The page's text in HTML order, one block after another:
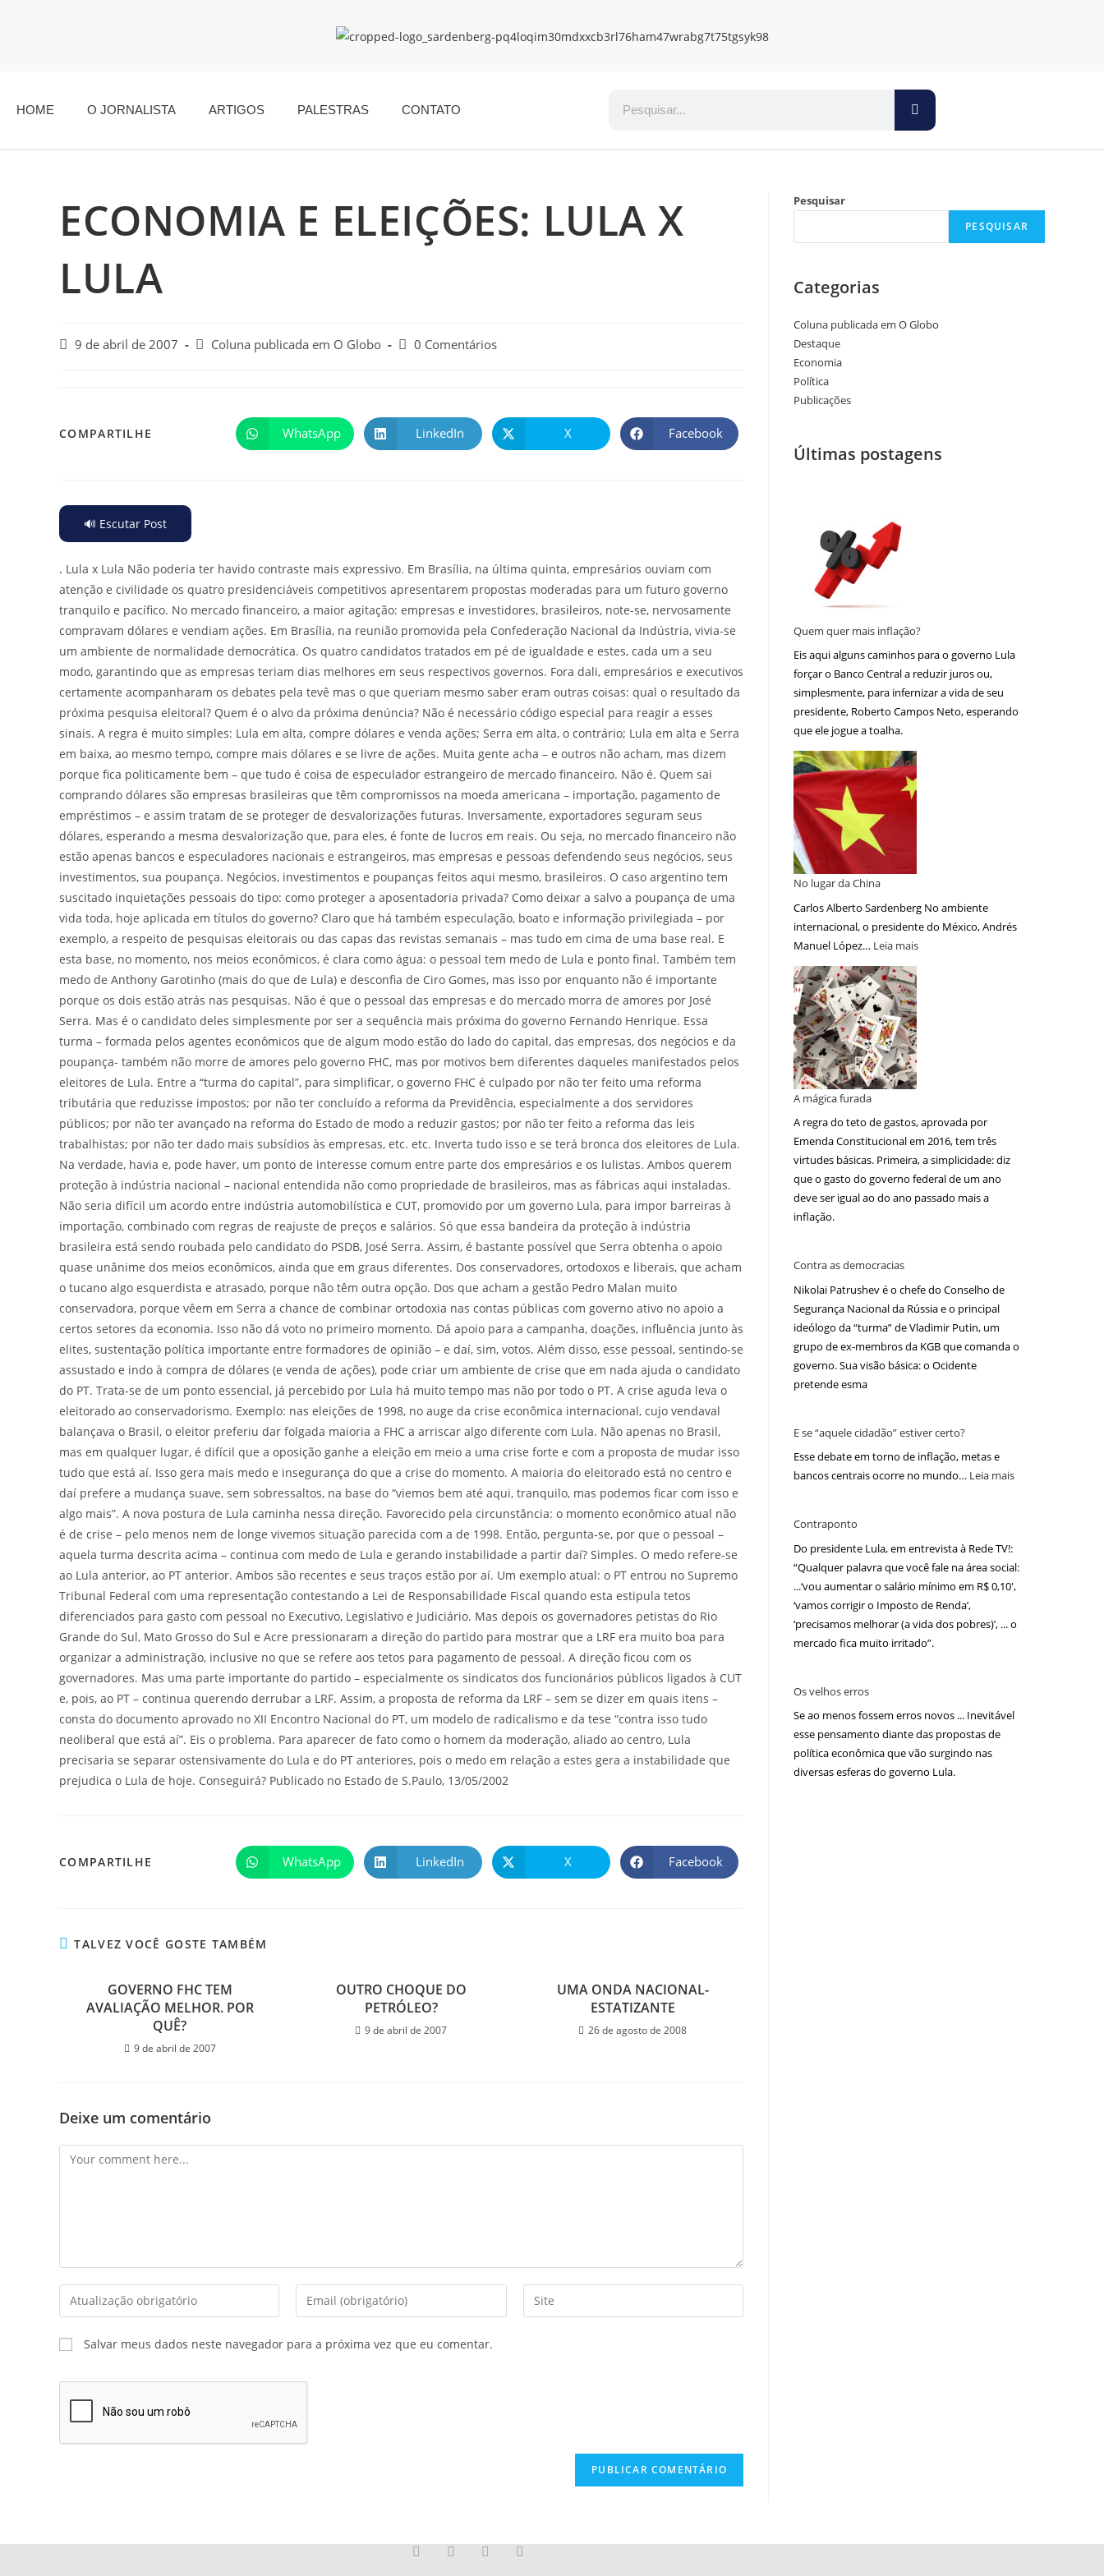
HOME O JORNALISTA ARTIGOS PALESTRAS CONTATO
ECONOMIA E ELEIÇÕES: LULA X
LULA
9 de abril de 2007 Coluna publicada em O Globo 0 Comentários
COMPARTILHE WhatsApp LinkedIn X Facebook
🔊 Escutar Post
. Lula x Lula Não poderia ter havido contraste mais expressivo. Em Brasília, na última quinta, empresários ouviam com
atenção e civilidade os quatro presidenciáveis competitivos apresentarem propostas moderadas para um futuro governo
tranquilo e pacífico. No mercado financeiro, a maior agitação: empresas e investidores, brasileiros, note-se, nervosamente
compravam dólares e vendiam ações. Em Brasília, na reunião promovida pela Confederação Nacional da Indústria, vivia-se
um ambiente de normalidade democrática. Os quatro candidatos tratados em pé de igualdade e estes, cada um a seu
modo, garantindo que as empresas teriam dias melhores em seus respectivos governos. Fora dali, empresários e executivos
certamente acompanharam os debates pela tevê mas o que queriam mesmo saber eram outras coisas: qual o resultado da
próxima pesquisa eleitoral? Quem é o alvo da próxima denúncia? Não é necessário código especial para reagir a esses
sinais. A regra é muito simples: Lula em alta, compre dólares e venda ações; Serra em alta, o contrário; Lula em alta e Serra
em baixa, ao mesmo tempo, compre mais dólares e se livre de ações. Muita gente acha – e outros não acham, mas dizem
porque fica politicamente bem – que tudo é coisa de especulador estrangeiro de mercado financeiro. Não é. Quem sai
comprando dólares são empresas brasileiras que têm compromissos na moeda americana – importação, pagamento de
empréstimos – e assim tratam de se proteger de desvalorizações futuras. Inversamente, exportadores seguram seus
dólares, esperando a mesma desvalorização que, para eles, é fonte de lucros em reais. Ou seja, no mercado financeiro não
estão apenas bancos e especuladores nacionais e estrangeiros, mas empresas e pessoas defendendo seus negócios, seus
investimentos, sua poupança. Negócios, investimentos e poupanças feitos aqui mesmo, brasileiros. O caso argentino tem
suscitado inquietações pessoais do tipo: como proteger a aposentadoria privada? Como deixar a salvo a poupança de uma
vida toda, hoje aplicada em títulos do governo? Claro que há também especulação, boato e informação privilegiada – por
exemplo, a respeito de pesquisas eleitorais ou das capas das revistas semanais – mas tudo em cima de uma base real. E
esta base, no momento, nos meios econômicos, é clara como água: o pessoal tem medo de Lula e ponto final. Também tem
medo de Anthony Garotinho (mais do que de Lula) e desconfia de Ciro Gomes, mas isso por enquanto não é importante
porque os dois estão atrás nas pesquisas. Não é que o pessoal das empresas e do mercado morra de amores por José
Serra. Mas é o candidato deles simplesmente por ser a sequência mais próxima do governo Fernando Henrique. Essa
turma – formada pelos agentes econômicos que de algum modo estão do lado do capital, das empresas, dos negócios e da
poupança- também não morre de amores pelo governo FHC, mas por motivos bem diferentes daqueles manifestados pelos
eleitores de Lula. Entre a “turma do capital”, para simplificar, o governo FHC é culpado por não ter feito uma reforma
tributária que reduzisse impostos; por não ter concluído a reforma da Previdência, especialmente a dos servidores
públicos; por não ter avançado na reforma do Estado de modo a reduzir gastos; por não ter feito a reforma das leis
trabalhistas; por não ter dado mais subsídios às empresas, etc. etc. Inverta tudo isso e se terá bronca dos eleitores de Lula.
Na verdade, havia e, pode haver, um ponto de interesse comum entre parte dos empresários e os lulistas. Ambos querem
proteção à indústria nacional – nacional entendida não como propriedade de brasileiros, mas as fábricas aqui instaladas.
Não seria difícil um acordo entre indústria automobilística e CUT, promovido por um governo Lula, para impor barreiras à
importação, combinado com regras de reajuste de preços e salários. Só que essa bandeira da proteção à indústria
brasileira está sendo roubada pelo candidato do PSDB, José Serra. Assim, é bastante possível que Serra obtenha o apoio
quase unânime dos meios econômicos, ainda que em graus diferentes. Dos conservadores, ortodoxos e liberais, que acham
o tucano algo esquerdista e atrasado, porque não têm outra opção. Dos que acham a gestão Pedro Malan muito
conservadora, porque vêem em Serra a chance de combinar ortodoxia nas contas públicas com governo ativo no apoio a
certos setores da economia. Isso não dá voto no primeiro momento. Dá apoio para a campanha, doações, influência junto às
elites, sustentação política importante entre formadores de opinião – e daí, sim, votos. Além disso, esse pessoal, sentindo-se
assustado e indo à compra de dólares (e venda de ações), pode criar um ambiente de crise que em nada ajuda o candidato
do PT. Trata-se de um ponto essencial, já percebido por Lula há muito tempo mas não por todo o PT. A crise aguda leva o
eleitorado ao conservadorismo. Exemplo: nas eleições de 1998, no auge da crise econômica internacional, cujo vendaval
balançava o Brasil, o eleitor preferiu dar folgada maioria a FHC a arriscar algo diferente com Lula. Não apenas no Brasil,
mas em qualquer lugar, é difícil que a oposição ganhe a eleição em meio a uma crise forte e com a proposta de mudar isso
tudo que está aí. Isso gera mais medo e insegurança do que a crise do momento. A maioria do eleitorado está no centro e
daí prefere a mudança suave, sem sobressaltos, na base do “viemos bem até aqui, tranquilo, mas podemos ficar com isso e
algo mais”. A nova postura de Lula caminha nessa direção. Favorecido pela circunstância: o momento econômico atual não
é de crise – pelo menos nem de longe vivemos situação parecida com a de 1998. Então, pergunta-se, por que o pessoal –
aquela turma descrita acima – continua com medo de Lula e gerando instabilidade a partir daí? Simples. O medo refere-se
ao Lula anterior, ao PT anterior. Ambos são recentes e seus traços estão por aí. Um exemplo atual: o PT entrou no Supremo
Tribunal Federal com uma representação contestando a Lei de Responsabilidade Fiscal quando esta estipula tetos
diferenciados para gasto com pessoal no Executivo, Legislativo e Judiciário. Mas depois os governadores petistas do Rio
Grande do Sul, Mato Grosso do Sul e Acre pressionaram a direção do partido para mostrar que a LRF era muito boa para
organizar a administração, inclusive no que se refere aos tetos para pagamento de pessoal. A direção ficou com os
governadores. Mas uma parte importante do partido – especialmente os sindicatos dos funcionários públicos ligados à CUT
e, pois, ao PT – continua querendo derrubar a LRF. Assim, a proposta de reforma da LRF – sem se dizer em quais itens –
consta do documento aprovado no XII Encontro Nacional do PT, um modelo de radicalismo e da tese “contra isso tudo
neoliberal que está aí”. Eis o problema. Para aparecer de fato como o homem da moderação, aliado ao centro, Lula
precisaria se separar ostensivamente do Lula e do PT anteriores, pois o medo em relação a estes gera a instabilidade que
prejudica o Lula de hoje. Conseguirá? Publicado no Estado de S.Paulo, 13/05/2002
COMPARTILHE WhatsApp LinkedIn X Facebook
TALVEZ VOCÊ GOSTE TAMBÉM
GOVERNO FHC TEM
AVALIAÇÃO MELHOR. POR
QUÊ?
9 de abril de 2007
OUTRO CHOQUE DO
PETRÓLEO?
9 de abril de 2007
UMA ONDA NACIONAL-
ESTATIZANTE
26 de agosto de 2008
Deixe um comentário
Salvar meus dados neste navegador para a próxima vez que eu comentar.
Pesquisar
PESQUISAR
Categorias
Coluna publicada em O Globo
Destaque
Economia
Política
Publicações
Últimas postagens
Quem quer mais inflação?
Eis aqui alguns caminhos para o governo Lula
forçar o Banco Central a reduzir juros ou,
simplesmente, para infernizar a vida de seu
presidente, Roberto Campos Neto, esperando
que ele jogue a toalha.
No lugar da China
Carlos Alberto Sardenberg No ambiente
internacional, o presidente do México, Andrés
Manuel López… Leia mais
A mágica furada
A regra do teto de gastos, aprovada por
Emenda Constitucional em 2016, tem três
virtudes básicas. Primeira, a simplicidade: diz
que o gasto do governo federal de um ano
deve ser igual ao do ano passado mais a
inflação.
Contra as democracias
Nikolai Patrushev é o chefe do Conselho de
Segurança Nacional da Rússia e o principal
ideólogo da “turma” de Vladimir Putin, um
grupo de ex-membros da KGB que comanda o
governo. Sua visão básica: o Ocidente
pretende esma
E se “aquele cidadão” estiver certo?
Esse debate em torno de inflação, metas e
bancos centrais ocorre no mundo… Leia mais
Contraponto
Do presidente Lula, em entrevista à Rede TV!:
“Qualquer palavra que você fale na área social:
...‘vou aumentar o salário mínimo em R$ 0,10′,
‘vamos corrigir o Imposto de Renda’,
‘precisamos melhorar (a vida dos pobres)’, ... o
mercado fica muito irritado”.
Os velhos erros
Se ao menos fossem erros novos ... Inevitável
esse pensamento diante das propostas de
política econômica que vão surgindo nas
diversas esferas do governo Lula.